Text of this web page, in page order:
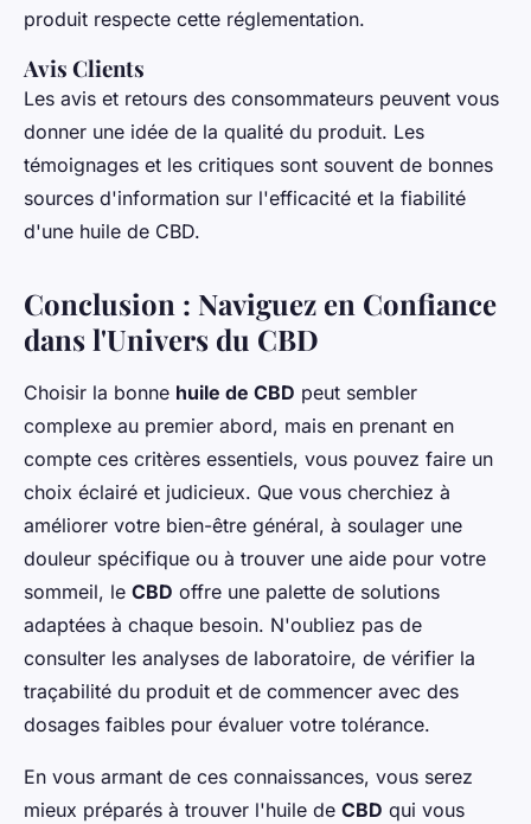
produit respecte cette réglementation.
Avis Clients
Les avis et retours des consommateurs peuvent vous
donner une idée de la qualité du produit. Les
témoignages et les critiques sont souvent de bonnes
sources d'information sur l'efficacité et la fiabilité
d'une huile de CBD.
Conclusion : Naviguez en Confiance
dans l'Univers du CBD
Choisir la bonne huile de CBD peut sembler
complexe au premier abord, mais en prenant en
compte ces critères essentiels, vous pouvez faire un
choix éclairé et judicieux. Que vous cherchiez à
améliorer votre bien-être général, à soulager une
douleur spécifique ou à trouver une aide pour votre
sommeil, le CBD offre une palette de solutions
adaptées à chaque besoin. N'oubliez pas de
consulter les analyses de laboratoire, de vérifier la
traçabilité du produit et de commencer avec des
dosages faibles pour évaluer votre tolérance.
En vous armant de ces connaissances, vous serez
mieux préparés à trouver l'huile de CBD qui vous